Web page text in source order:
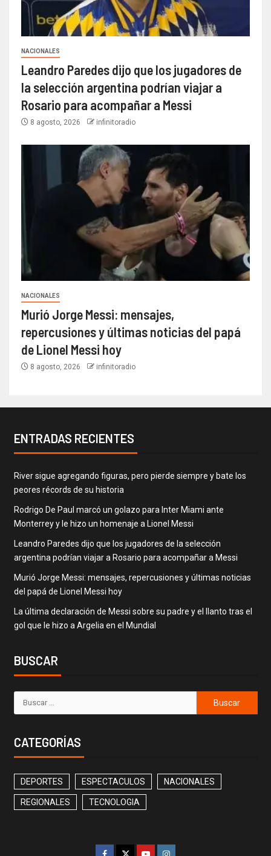
NACIONALES
Leandro Paredes dijo que los jugadores de
la selección argentina podrían viajar a
Rosario para acompañar a Messi
8 agosto, 2026 infinitoradio
NACIONALES
Murió Jorge Messi: mensajes,
repercusiones y últimas noticias del papá
de Lionel Messi hoy
8 agosto, 2026 infinitoradio
ENTRADAS RECIENTES
River sigue agregando figuras, pero pierde siempre y bate los
peores récords de su historia
Rodrigo De Paul marcó un golazo para Inter Miami ante
Monterrey y le hizo un homenaje a Lionel Messi
Leandro Paredes dijo que los jugadores de la selección
argentina podrían viajar a Rosario para acompañar a Messi
Murió Jorge Messi: mensajes, repercusiones y últimas noticias
del papá de Lionel Messi hoy
La última declaración de Messi sobre su padre y el llanto tras el
gol que le hizo a Argelia en el Mundial
BUSCAR
CATEGORÍAS
DEPORTES ESPECTACULOS NACIONALES
REGIONALES TECNOLOGIA